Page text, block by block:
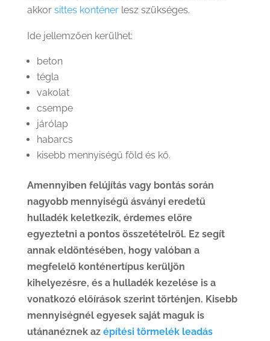
akkor sittes konténerlesz szükséges.
Ide jellemzően kerülhet:
beton
tégla
vakolat
csempe
járólap
habarcs
kisebb mennyiségű föld és kő.
Amennyiben felújítás vagy bontás során
nagyobb mennyiségű ásványi eredetű
hulladék keletkezik, érdemes előre
egyeztetni a pontos összetételről. Ez segít
annak eldöntésében, hogy valóban a
megfelelő konténertípus kerüljön
kihelyezésre, és a hulladék kezelése is a
vonatkozó előírások szerint történjen. Kisebb
mennyiségnél egyesek saját maguk is
utánanéznek az építési törmelék leadás